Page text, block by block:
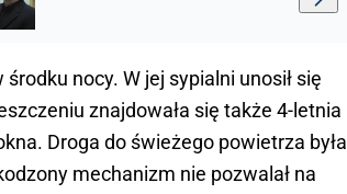
nocy. W jej sypialni unosił się
znajdowała się także 4-letnia
Droga do świeżego powietrza była
mechanizm nie pozwalał na